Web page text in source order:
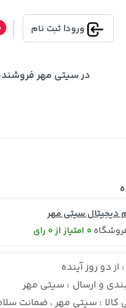
ورود| ثبت نام
در سیتی مهر
دیجیتال سیتی مهر
فروشگاه0 امتیاز از 0 رای
: از دو روز آینده
و ارسال : سیتی مهر
کالا : سیتی مهر ، ضمانت